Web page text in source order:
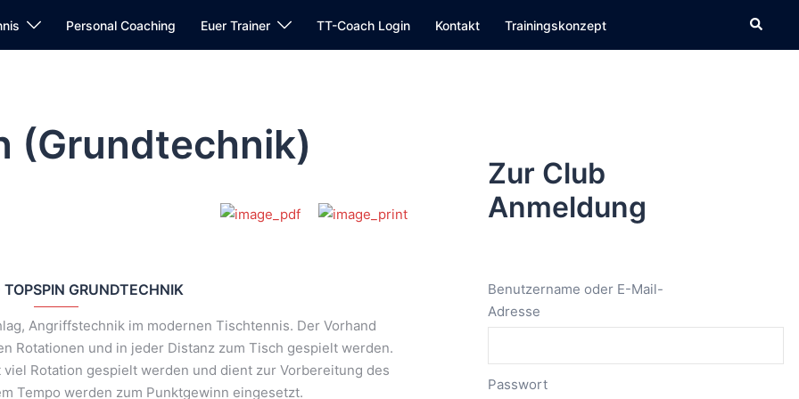
Personal Coaching Euer Trainer TT-Coach Login Kontakt Trainingskonzept Suche
(Grundtechnik)
GRUNDTECHNIK
Angriffstechnik im modernen Tischtennis. Der Vorhand
Rotationen und in jeder Distanz zum Tisch gespielt werden.
Rotation gespielt werden und dient zur Vorbereitung des
Tempo werden zum Punktgewinn eingesetzt.
Zur Club
Anmeldung
Benutzername oder E-Mail-
Adresse
Passwort